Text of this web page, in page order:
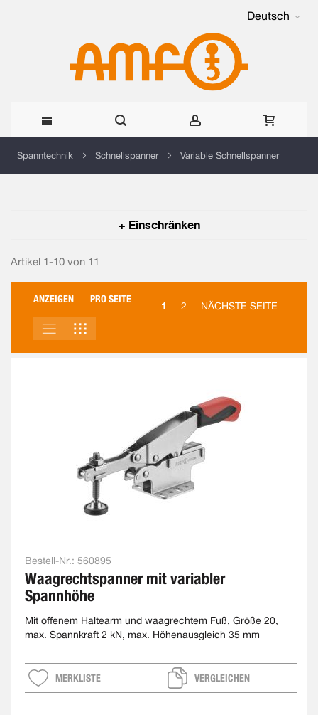
Deutsch
Direkt
Spanntechnik Schnellspanner Variable Schnellspanner
+ Einschränken
Artikel 1-10 von 11
ANZEIGEN PRO SEITE
1 2
NÄCHSTE SEITE
ANSICHT
ALS
LISTE
Bestell-Nr.: 560895
Waagrechtspanner mit variabler
Spannhöhe
Mit offenem Haltearm und waagrechtem Fuß, Größe 20,
max. Spannkraft 2 kN, max. Höhenausgleich 35 mm
MERKLISTE VERGLEICHEN